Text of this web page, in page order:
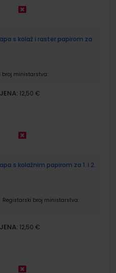
s kolaž i raster papirom za
broj ministarstva:
12,50 €
s kolažnim papirom za 1. i 2.
Registarski broj ministarstva:
12,50 €